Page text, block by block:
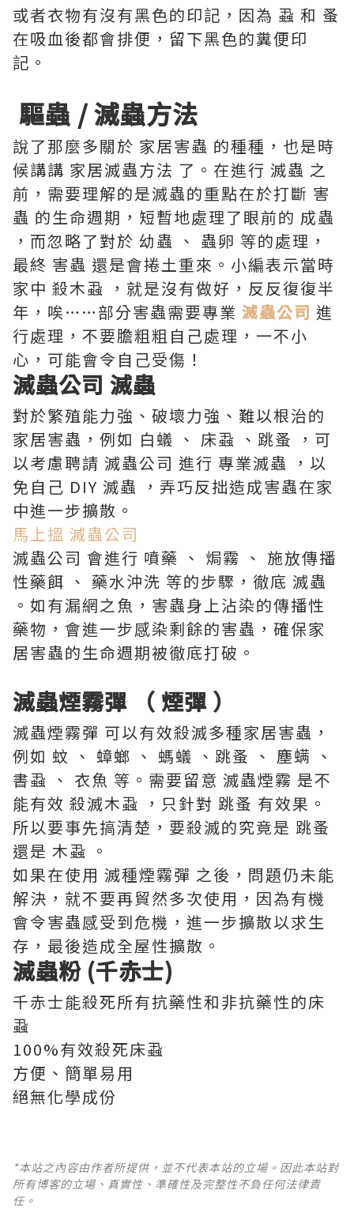
或者衣物有沒有黑色的印記，因為 蝨 和 蚤
在吸血後都會排便，留下黑色的糞便印
記。
驅蟲 / 滅蟲方法
說了那麼多關於 家居害蟲 的種種，也是時
候講講 家居滅蟲方法 了。在進行 滅蟲 之
前，需要理解的是滅蟲的重點在於打斷 害
蟲 的生命週期，短暫地處理了眼前的 成蟲
，而忽略了對於 幼蟲 、 蟲卵 等的處理，
最終 害蟲 還是會捲土重來。小編表示當時
家中 殺木蝨 ，就是沒有做好，反反復復半
年，唉……部分害蟲需要專業 滅蟲公司 進
行處理，不要膽粗粗自己處理，一不小
心，可能會令自己受傷！
滅蟲公司 滅蟲
對於繁殖能力強、破壞力強、難以根治的
家居害蟲，例如 白蟻 、 床蝨 、跳蚤 ，可
以考慮聘請 滅蟲公司 進行 專業滅蟲 ，以
免自己 DIY 滅蟲 ，弄巧反拙造成害蟲在家
中進一步擴散。
馬上搵 滅蟲公司
滅蟲公司 會進行 噴藥 、 焗霧 、 施放傳播
性藥餌 、 藥水沖洗 等的步驟，徹底 滅蟲
。如有漏網之魚，害蟲身上沾染的傳播性
藥物，會進一步感染剩餘的害蟲，確保家
居害蟲的生命週期被徹底打破。
滅蟲煙霧彈 （ 煙彈 ）
滅蟲煙霧彈 可以有效殺滅多種家居害蟲，
例如 蚊 、 蟑螂 、 螞蟻 、跳蚤 、 塵螨 、
書蝨 、 衣魚 等。需要留意 滅蟲煙霧 是不
能有效 殺滅木蝨 ，只針對 跳蚤 有效果。
所以要事先搞清楚，要殺滅的究竟是 跳蚤
還是 木蝨 。
如果在使用 滅種煙霧彈 之後，問題仍未能
解決，就不要再貿然多次使用，因為有機
會令害蟲感受到危機，進一步擴散以求生
存，最後造成全屋性擴散。
滅蟲粉 (千赤士)
千赤士能殺死所有抗藥性和非抗藥性的床
蝨
100%有效殺死床蝨
方便、簡單易用
絕無化學成份
*本站之內容由作者所提供，並不代表本站的立場。因此本站對
所有博客的立場、真實性、準確性及完整性不負任何法律責
任。